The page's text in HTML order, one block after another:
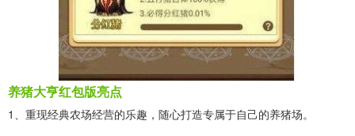
养猪大亨红包版亮点
1、重现经典农场经营的乐趣，随心打造专属于自己的养猪场。